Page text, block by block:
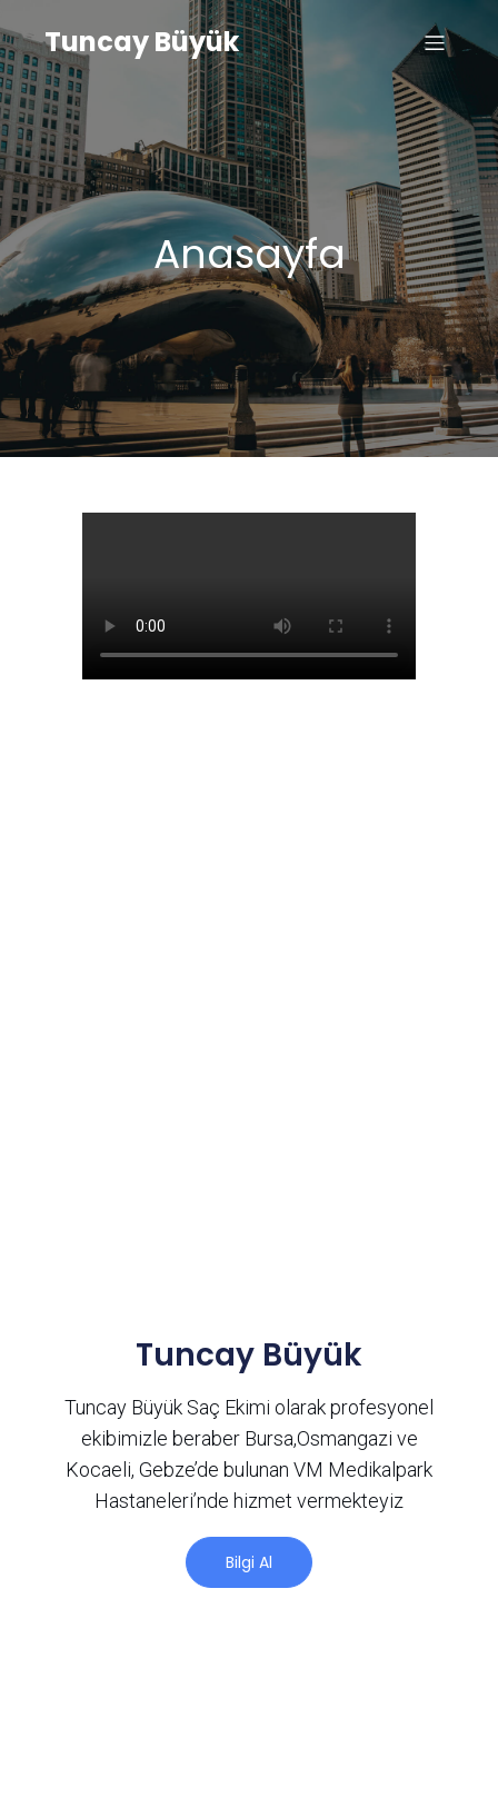
Tuncay Büyük
Anasayfa
Tuncay Büyük
Tuncay Büyük Saç Ekimi olarak profesyonel
ekibimizle beraber Bursa,Osmangazi ve
Kocaeli, Gebze’de bulunan VM Medikalpark
Hastaneleri’nde hizmet vermekteyiz
Bilgi Al